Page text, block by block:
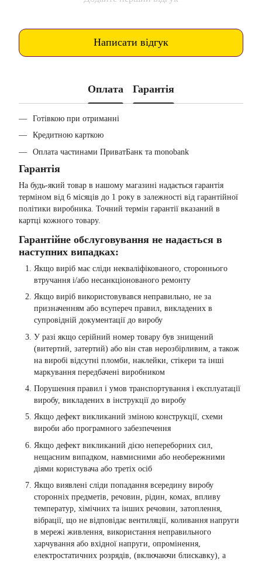
Написати відгук
Оплата Гарантія
Готівкою при отриманні
Кредитною карткою
Оплата частинами ПриватБанк та monobank
Гарантія
На будь-який товар в нашому магазині надається гарантія
терміном від 6 місяців до 1 року в залежності від гарантійної
політики виробника. Точний термін гарантії вказаний в
картці кожного товару.
Гарантійне обслуговування не надається в
наступних випадках:
Якщо виріб має сліди некваліфікованого, стороннього
втручання і/або несанкціонованого ремонту
Якщо виріб використовувався неправильно, не за
призначенням або всупереч правил, викладених в
супровідній документації до виробу
У разі якщо серійний номер товару був знищений
(витертий, затертий) або він став нерозбірливим, а також
на виробі відсутні пломби, наклейки, стікери та інші
маркування передбачені виробником
Порушення правил і умов транспортування і експлуатації
виробу, викладених в інструкції до виробу
Якщо дефект викликаний зміною конструкції, схеми
вироби або програмного забезпечення
Якщо дефект викликаний дією непереборних сил,
нещасним випадком, навмисними або необережними
діями користувача або третіх осіб
Якщо виявлені сліди попадання всередину виробу
сторонніх предметів, речовин, рідин, комах, впливу
температур, хімічних та інших речовин, затоплення,
вібрації, що не відповідає вентиляції, коливання напруги
в мережі живлення, використання неправильного
харчування або вхідної напруги, опромінення,
електростатичних розрядів, (включаючи блискавку), а